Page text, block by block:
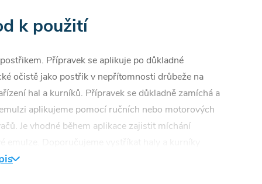
k použití
Přípravek se aplikuje po důkladné
očistě jako postřik v nepřítomnosti drůbeže na
hal a kurníků. Přípravek se důkladně zamíchá a
aplikujeme pomocí ručních nebo motorových
Je vhodné během aplikace zajistit míchání
naskladněním zvířat. Při silném výskytu čmelíků